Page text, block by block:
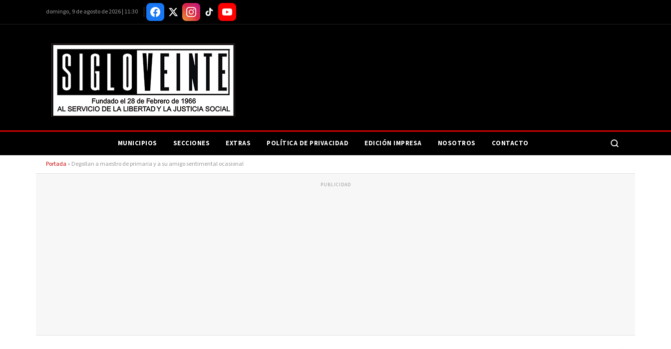
domingo, 9 de agosto de 2026 | 11:30
MUNICIPIOS SECCIONES EXTRAS POLÍTICA DE PRIVACIDAD EDICIÓN IMPRESA NOSOTROS CONTACTO
Portada » Degollan a maestro de primaria y a su amigo sentimental ocasional
PUBLICIDAD